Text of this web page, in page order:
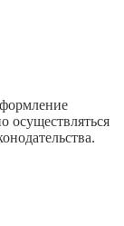
осуществляться